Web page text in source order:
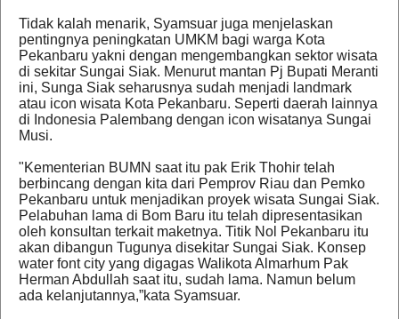
Tidak kalah menarik, Syamsuar juga menjelaskan
pentingnya peningkatan UMKM bagi warga Kota
Pekanbaru yakni dengan mengembangkan sektor wisata
di sekitar Sungai Siak. Menurut mantan Pj Bupati Meranti
ini, Sunga Siak seharusnya sudah menjadi landmark
atau icon wisata Kota Pekanbaru. Seperti daerah lainnya
di Indonesia Palembang dengan icon wisatanya Sungai
Musi.
"Kementerian BUMN saat itu pak Erik Thohir telah
berbincang dengan kita dari Pemprov Riau dan Pemko
Pekanbaru untuk menjadikan proyek wisata Sungai Siak.
Pelabuhan lama di Bom Baru itu telah dipresentasikan
oleh konsultan terkait maketnya. Titik Nol Pekanbaru itu
akan dibangun Tugunya disekitar Sungai Siak. Konsep
water font city yang digagas Walikota Almarhum Pak
Herman Abdullah saat itu, sudah lama. Namun belum
ada kelanjutannya,”kata Syamsuar.